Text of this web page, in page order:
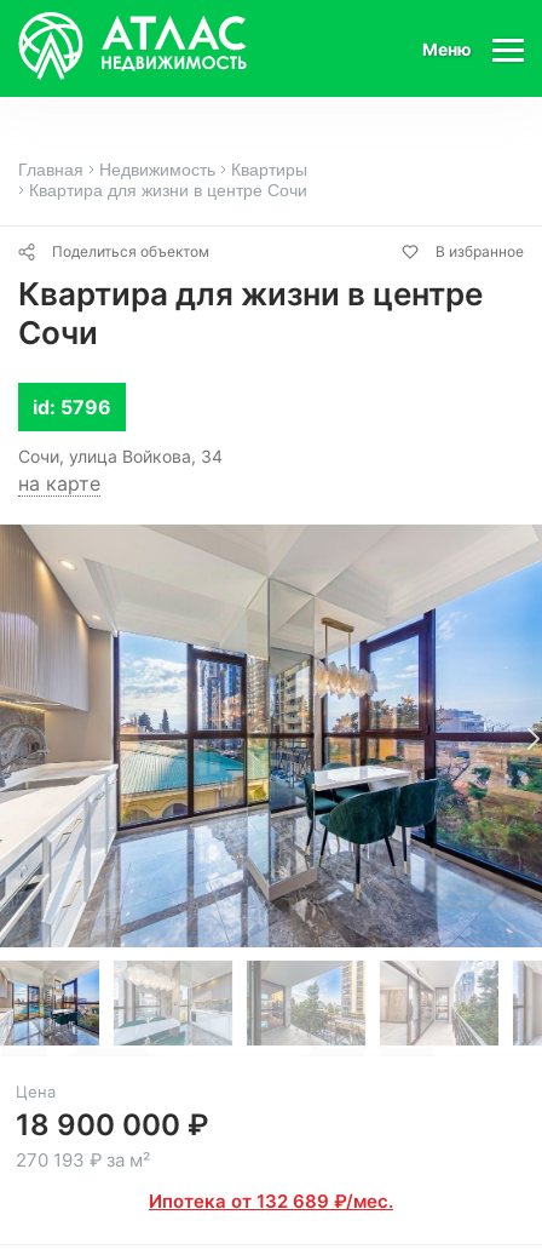
Меню
Главная Недвижимость
Квартиры
Квартира для жизни в центре Сочи
Поделиться объектом В избранное
Квартира для жизни в центре
Сочи
id: 5796
Сочи, улица Войкова, 34
на карте
Цена
18 900 000 ₽
270 193 ₽ за м²
Ипотека от 132 689 ₽/мес.